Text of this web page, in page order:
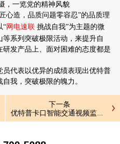
，一览党的精神风貌
匠心造，品质问题零容忍”的品质理
“网电速联 挑战自我”为主题的微
系列突破极限活动，来提升自
发产品上、面对困难的态度都是
代表以优异的成绩表现出优特普
我，突破极限的魄力。
统解决方案得到专家的认可
下一条
优特普卡口智能交通视频监控系